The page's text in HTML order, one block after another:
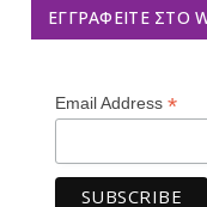
ΕΓΓΡΑΦΕΊΤΕ ΣΤΟ
Email Address *